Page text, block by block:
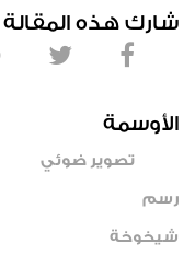
شارك هذه المقالة
الأوسمة
تصوير ضوئي
رسم
شيخوخة